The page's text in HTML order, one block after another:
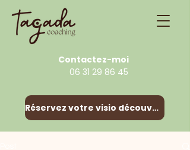
Réservez votre visio découverte
06 31 29 86 45
Contactez-moi